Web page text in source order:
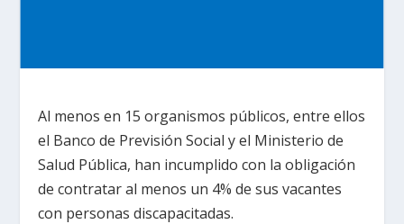
Al menos en 15 organismos públicos, entre ellos
el Banco de Previsión Social y el Ministerio de
Salud Pública, han incumplido con la obligación
de contratar al menos un 4% de sus vacantes
con personas discapacitadas.